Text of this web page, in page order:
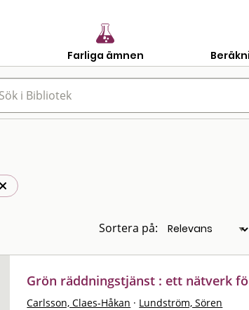
Farliga ämnen
Sortera på:
Grön räddningstjänst : ett nätverk
Carlsson, Claes-Håkan · Lundström, Sören